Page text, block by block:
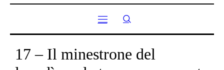
17 – Il minestrone del